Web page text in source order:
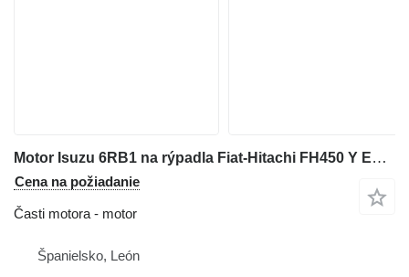
Motor Isuzu 6RB1 na rýpadla Fiat-Hitachi FH450 Y EX455
Cena na požiadanie
Časti motora - motor
Španielsko, León